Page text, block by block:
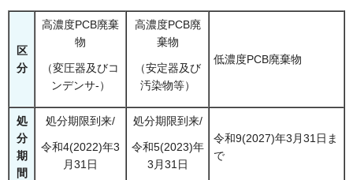
区
分
高濃度PCB廃棄
物
（変圧器及びコ
ンデンサ-）
高濃度PCB廃
棄物
（安定器及び
汚染物等）
低濃度PCB廃棄物
処
分
期
間
処分期限到来/
令和4(2022)年3
月31日
処分期限到来/
令和5(2023)年
3月31日
令和9(2027)年3月31日ま
で